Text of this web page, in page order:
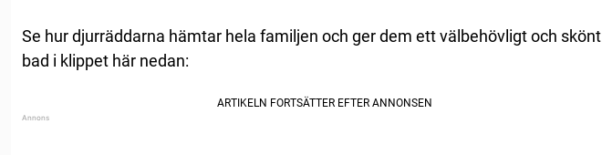
Se hur djurräddarna hämtar hela familjen och ger dem ett välbehövligt och skönt
bad i klippet här nedan: